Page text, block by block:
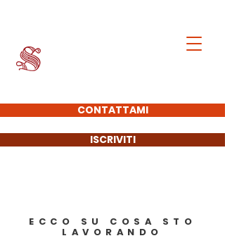
CONTATTAMI
ISCRIVITI
ECCO SU COSA STO
LAVORANDO